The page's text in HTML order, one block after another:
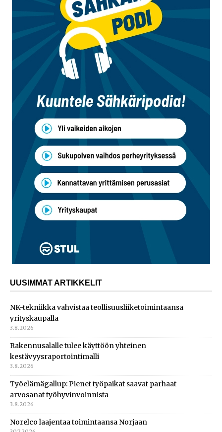
UUSIMMAT ARTIKKELIT
NK-tekniikka vahvistaa teollisuusliiketoimintaansa
yrityskaupalla
3.8.2026
Rakennusalalle tulee käyttöön yhteinen
kestävyysraportointimalli
3.8.2026
Työelämägallup: Pienet työpaikat saavat parhaat
arvosanat työhyvinvoinnista
3.8.2026
Norelco laajentaa toimintaansa Norjaan